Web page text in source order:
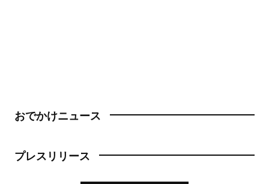
おでかけニュース
プレスリリース